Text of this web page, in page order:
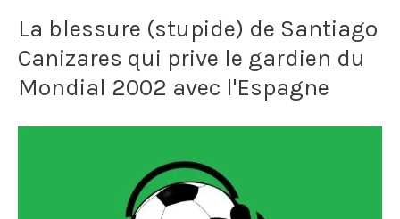
Gignac
pète
La blessure (stupide) de Santiago
Canizares qui prive le gardien du
Mondial 2002 avec l'Espagne